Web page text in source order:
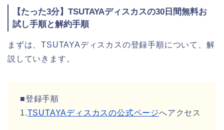
【たった3分】TSUTAYAディスカスの30日間無料お
試し手順と解約手順
まずは、TSUTAYAディスカスの登録手順について、解
説していきます。
■登録手順
1.TSUTAYAディスカスの公式ページへアクセス